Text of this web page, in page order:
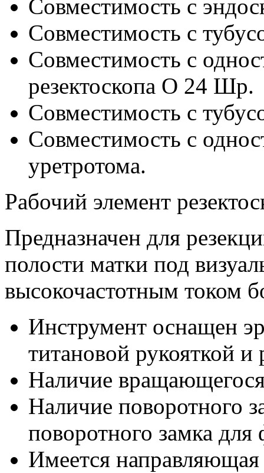
Совместимость с
Совместимость с
Совместимость с
резектоскопа O 24 Шр.
Совместимость с
Совместимость с
уретротома.
Рабочий элемент
Предназначен для
полости матки под
высокочастотным током
Инструмент оснащен
титановой рукояткой
Наличие
Наличие поворотного
поворотного замка
Имеется направляющая